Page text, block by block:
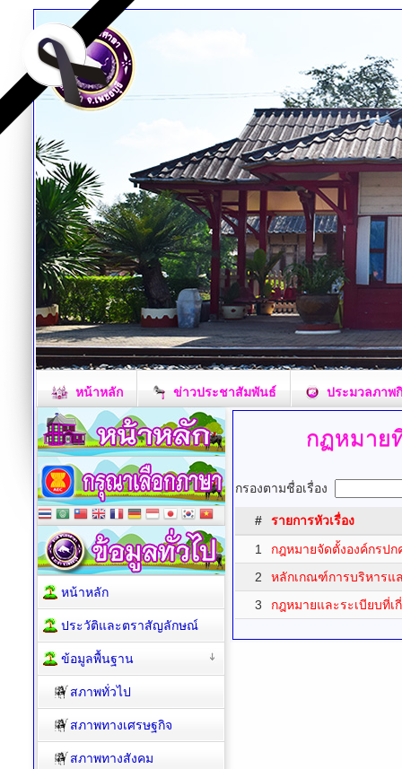
หน้าหลัก ข่าวประชาสัมพันธ์ ประมวลภาพ
กฏหมาย
กรองตามชื่อเรื่อง
#
รายการหัวเรื่อง
1
กฎหมายจัดตั้งองค์กรป
2
หลักเกณฑ์การบริหาร
3
กฎหมายและระเบียบที่เ
หน้าหลัก
ประวัติและตราสัญลักษณ์
ข้อมูลพื้นฐาน
สภาพทั่วไป
สภาพทางเศรษฐกิจ
สภาพทางสังคม